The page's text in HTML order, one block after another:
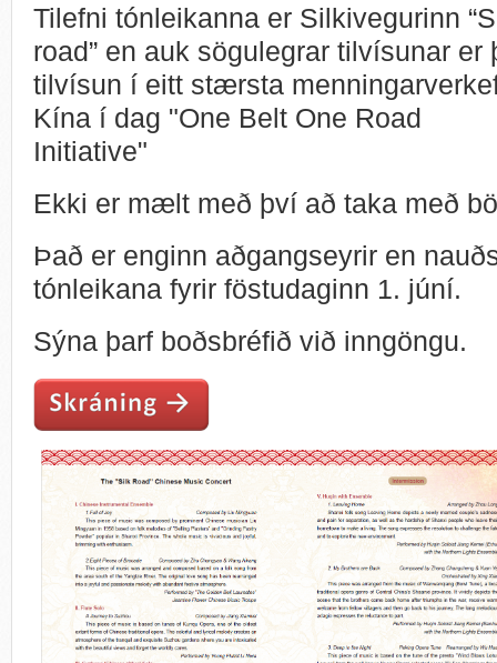
Tilefni tónleikanna er Silkivegurinn
road” en auk sögulegrar tilvísunar er
tilvísun í eitt stærsta
Kína í dag "One Belt One Road
Initiative"
Ekki er mælt með því að taka með
Það er enginn aðgangseyrir en
tónleikana fyrir föstudaginn 1. júní.
Sýna þarf boðsbréfið við inngöngu.